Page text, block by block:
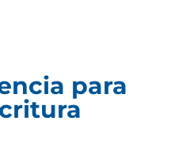
para